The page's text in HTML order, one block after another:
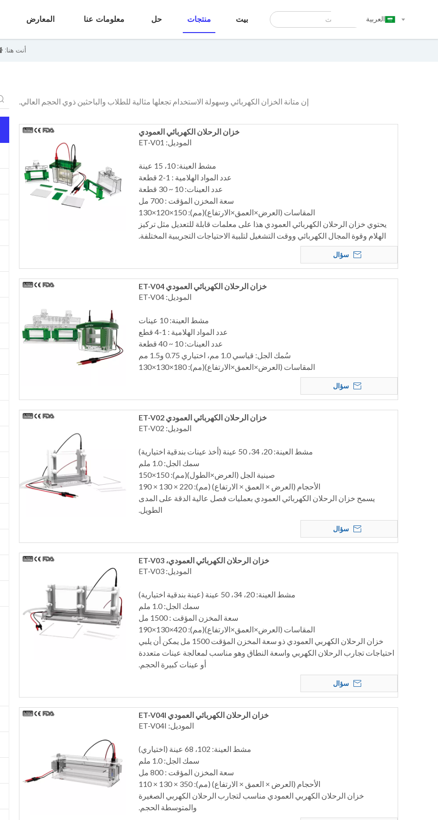
بيت منتجات حل معلومات عنا المعارض العربية
أنت هنا:
إن متانة الخزان الكهربائي وسهولة الاستخدام تجعلها مثالية للطلاب والباحثين ذوي الحجم العالي.
خزان الرحلان الكهربائي العمودي
الموديل: ET-V01
مشط العينة: 10، 15 عينة
عدد المواد الهلامية : 1-2 قطعة
عدد العينات: 10 ~ 30 قطعة
سعة المخزن المؤقت : 700 مل
المقاسات (العرض×العمق×الارتفاع)(مم): 150×120×130
يحتوي خزان الرحلان الكهربائي العمودي هذا على معلمات قابلة للتعديل مثل تركيز
الهلام وقوة المجال الكهربائي ووقت التشغيل لتلبية الاحتياجات التجريبية المختلفة.
سؤال
خزان الرحلان الكهربائي العمودي ET-V04
الموديل: ET-V04
مشط العينة: 10 عينات
عدد المواد الهلامية : 1-4 قطع
عدد العينات: 10 ~ 40 قطعة
سُمك الجل: قياسي 1.0 مم، اختياري 0.75 و1.5 مم
المقاسات (العرض×العمق×الارتفاع)(مم): 180×130×130
سؤال
خزان الرحلان الكهربائي العمودي ET-V02
الموديل: ET-V02
مشط العينة: 20، 34، 50 عينة (أخذ عينات بندقية اختيارية)
سمك الجل: 1.0 ملم
صينية الجل (العرض×الطول)(مم): 150×150
الأحجام (العرض × العمق × الارتفاع) (مم): 220 × 130 × 190
يسمح خزان الرحلان الكهربائي العمودي بعمليات فصل عالية الدقة على المدى
الطويل.
سؤال
خزان الرحلان الكهربائي العمودي، ET-V03
الموديل: ET-V03
مشط العينة: 20، 34، 50 عينة (عينة بندقية اختيارية)
سمك الجل: 1.0 ملم
سعة المخزن المؤقت : 1500 مل
المقاسات (العرض×العمق×الارتفاع)(مم): 420×130×190
خزان الرحلان الكهربي العمودي ذو سعة المخزن المؤقت 1500 مل يمكن أن يلبي
احتياجات تجارب الرحلان الكهربي واسعة النطاق وهو مناسب لمعالجة عينات متعددة
أو عينات كبيرة الحجم.
سؤال
خزان الرحلان الكهربائي العمودي ET-V04I
الموديل: ET-V04I
مشط العينة: 102، 68 عينة (اختياري)
سمك الجل: 1.0 ملم
سعة المخزن المؤقت : 800 مل
الأحجام (العرض × العمق × الارتفاع) (مم): 350 × 130 × 110
خزان الرحلان الكهربي العمودي مناسب لتجارب الرحلان الكهربي الصغيرة
والمتوسطة الحجم.